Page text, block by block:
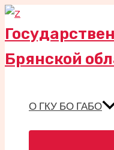
Перейти
к
Брянской
О ГКУ БО ГАБО